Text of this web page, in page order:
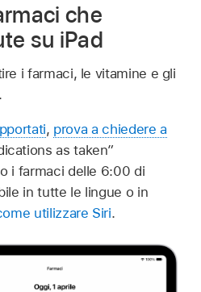
che
su iPad
i farmaci, le vitamine e gli
, prova a chiedere a
as taken”
i farmaci delle 6:00 di
in tutte le lingue o in
utilizzare Siri.